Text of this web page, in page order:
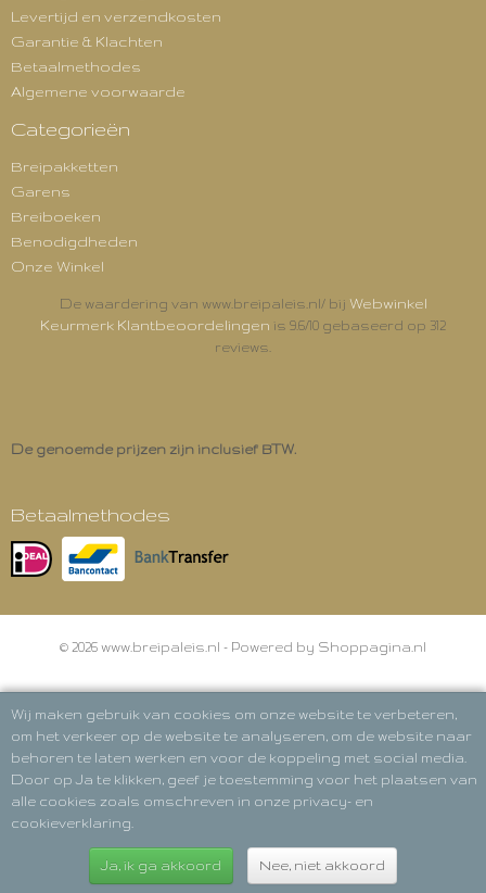
Levertijd en verzendkosten
Garantie & Klachten
Betaalmethodes
Algemene voorwaarde
Categorieën
Breipakketten
Garens
Breiboeken
Benodigdheden
Onze Winkel
De waardering van www.breipaleis.nl/ bij Webwinkel
Keurmerk Klantbeoordelingen is 9.6/10 gebaseerd op 312
reviews.
De genoemde prijzen zijn inclusief BTW.
Betaalmethodes
© 2026 www.breipaleis.nl - Powered by Shoppagina.nl
Wij maken gebruik van cookies om onze website te verbeteren,
om het verkeer op de website te analyseren, om de website naar
behoren te laten werken en voor de koppeling met social media.
Door op Ja te klikken, geef je toestemming voor het plaatsen van
alle cookies zoals omschreven in onze privacy- en
cookieverklaring.
Ja, ik ga akkoord Nee, niet akkoord